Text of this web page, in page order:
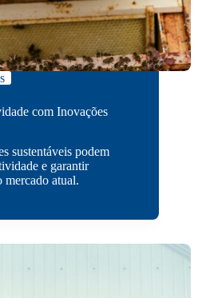
com Inovações
sustentáveis podem
e garantir
mercado atual.